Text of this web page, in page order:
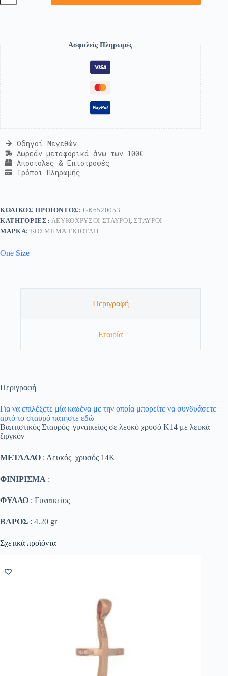
Ασφαλείς Πληρωμές
Οδηγοί Μεγεθών
Δωρεάν μεταφορικά άνω των 100€
Αποστολές & Επιστροφές
Τρόποι Πληρωμής
ΚΩΔΙΚΌΣ ΠΡΟΪΌΝΤΟΣ:GK6520053
ΚΑΤΗΓΟΡΊΕΣ: ΛΕΥΚΌΧΡΥΣΟΙ ΣΤΑΥΡΟΊ,ΣΤΑΥΡΟΊ
ΜΆΡΚΑ: ΚΟΣΜΗΜΑ ΓΚΙΟΤΛΗ
One Size
Περιγραφή
Εταιρία
Περιγραφή
Για να επιλέξετε μία καδένα με την οποία μπορείτε να συνδυάσετε
αυτό το σταυρό πατήστε εδώ
Βαπτιστικός Σταυρός γυναικείος σε λευκό χρυσό Κ14 με λευκά
ζιργκόν
ΜΕΤΑΛΛΟ : Λευκός χρυσός 14K
ΦΙΝΙΡΙΣΜΑ : –
ΦΥΛΛΟ : Γυναικείος
ΒΑΡΟΣ : 4.20 gr
Σχετικά προϊόντα